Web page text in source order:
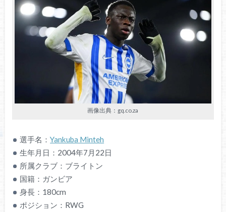
画像出典：gq.co.za
選手名：Yankuba Minteh
生年月日：2004年7月22日
所属クラブ：ブライトン
国籍：ガンビア
身長：180cm
ポジション：RWG